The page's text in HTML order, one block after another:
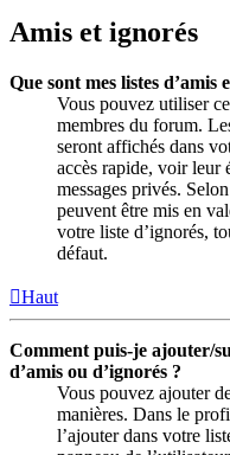
Amis et ignorés
Que sont mes listes d’amis
Vous pouvez utiliser
membres du forum.
seront affichés dans
accès rapide, voir leur
messages privés.
peuvent être mis en
votre liste d’ignorés,
défaut.
Haut
Comment puis-je ajouter/
d’amis ou d’ignorés ?
Vous pouvez ajouter
manières. Dans le
l’ajouter dans votre